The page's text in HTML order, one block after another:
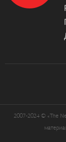
2007-2024 © «The